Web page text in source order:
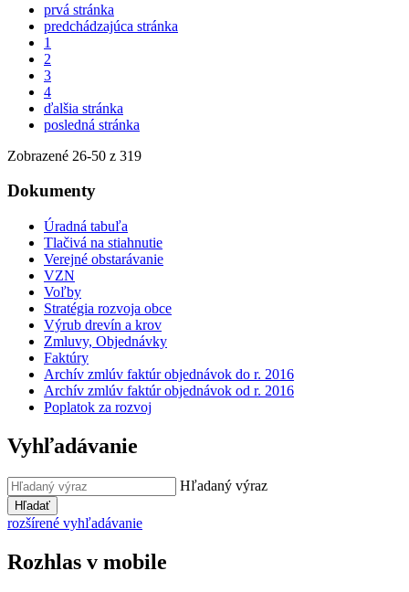
prvá stránka
predchádzajúca stránka
1
2
3
4
ďalšia stránka
posledná stránka
Zobrazené 26-50 z 319
Dokumenty
Úradná tabuľa
Tlačivá na stiahnutie
Verejné obstarávanie
VZN
Voľby
Stratégia rozvoja obce
Výrub drevín a krov
Zmluvy, Objednávky
Faktúry
Archív zmlúv faktúr objednávok do r. 2016
Archív zmlúv faktúr objednávok od r. 2016
Poplatok za rozvoj
Vyhľadávanie
Hľadaný výraz
Hľadať
rozšírené vyhľadávanie
Rozhlas v mobile